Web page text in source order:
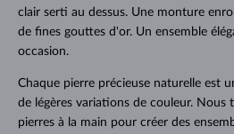
clair serti au dessus. Une monture
de fines gouttes d'or. Un ensemble
occasion.
Chaque pierre précieuse naturelle est
de légères variations de couleur. Nous
pierres à la main pour créer des